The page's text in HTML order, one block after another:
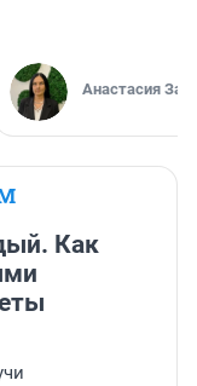
Анастасия
Как